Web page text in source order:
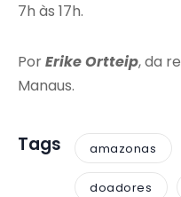
7h às 17h.
PorErike Ortteip, da
Manaus.
Tags amazonas
doadores